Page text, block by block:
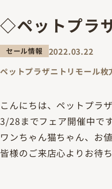
◇ペットプラ
セール情報
2022.03.22
ペットプラザニトリモール枚
こんにちは、ペットプラ
3/28までフェア開催中で
ワンちゃん猫ちゃん、お
皆様のご来店心よりお待